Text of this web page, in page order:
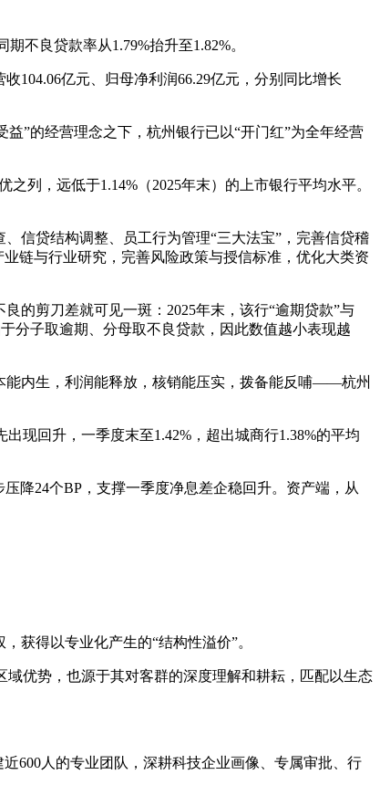
不良贷款率从1.79%抬升至1.82%。
104.06亿元、归母净利润66.29亿元，分别同比增长
益”的经营理念之下，杭州银行已以“开门红”为全年经营
列，远低于1.14%（2025年末）的上市银行平均水平。
信贷结构调整、员工行为管理“三大法宝”，完善信贷稽
链与行业研究，完善风险政策与授信标准，优化大类资
的剪刀差就可见一斑：2025年末，该行“逾期贷款”与
分子取逾期、分母取不良贷款，因此数值越小表现越
能内生，利润能释放，核销能压实，拨备能反哺——杭州
现回升，一季度末至1.42%，超出城商行1.38%的平均
降24个BP，支撑一季度净息差企稳回升。资产端，从
获得以专业化产生的“结构性溢价”。
优势，也源于其对客群的深度理解和耕耘，匹配以生态
600人的专业团队，深耕科技企业画像、专属审批、行